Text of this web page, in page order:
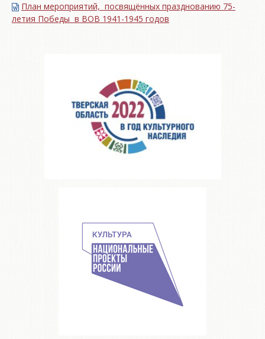
План мероприятий, посвящённых празднованию 75-
летия Победы в ВОВ 1941-1945 годов